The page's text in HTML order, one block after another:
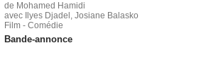
de Mohamed Hamidi
avec Ilyes Djadel, Josiane Balasko
Film - Comédie
Bande-annonce